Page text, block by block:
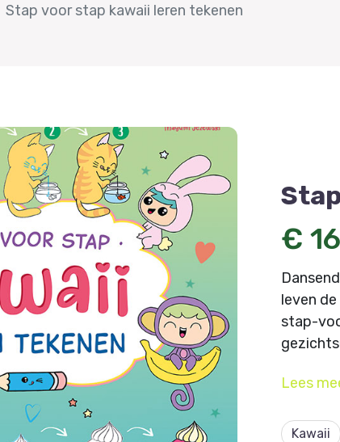
Stap voor stap kawaii leren tekenen
€
leven
stap-
Lees
Kawaii